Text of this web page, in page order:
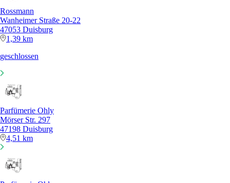
Rossmann
Wanheimer Straße 20-22
47053 Duisburg
1,39 km
geschlossen
Parfümerie Ohly
Mörser Str. 297
47198 Duisburg
4,51 km